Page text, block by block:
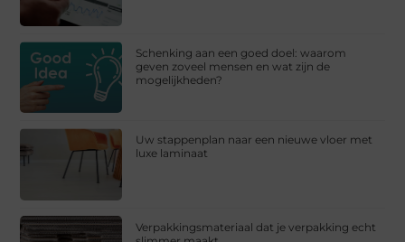
Schenking aan een goed doel: waarom
geven zoveel mensen en wat zijn de
mogelijkheden?
Uw stappenplan naar een nieuwe vloer met
luxe laminaat
Verpakkingsmateriaal dat je verpakking echt